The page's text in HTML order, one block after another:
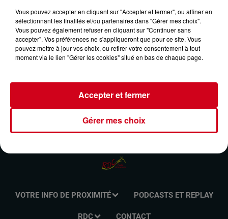
MÉMOIRES DU COUSERANS DU 26/11/2023-
LA SAINTE CÉCILE
Mémoire du Couserans
VOTRE INFO DE PROXIMITÉ PODCASTS ET REPLAY
RDC CONTACT
Vous pouvez accepter en cliquant sur "Accepter et fermer", ou affiner en
sélectionnant les finalités et/ou partenaires dans "Gérer mes choix".
Vous pouvez également refuser en cliquant sur "Continuer sans
accepter". Vos préférences ne s'appliqueront que pour ce site. Vous
pouvez mettre à jour vos choix, ou retirer votre consentement à tout
moment via le lien "Gérer les cookies" situé en bas de chaque page.
Gérer mes choix
Accepter et fermer